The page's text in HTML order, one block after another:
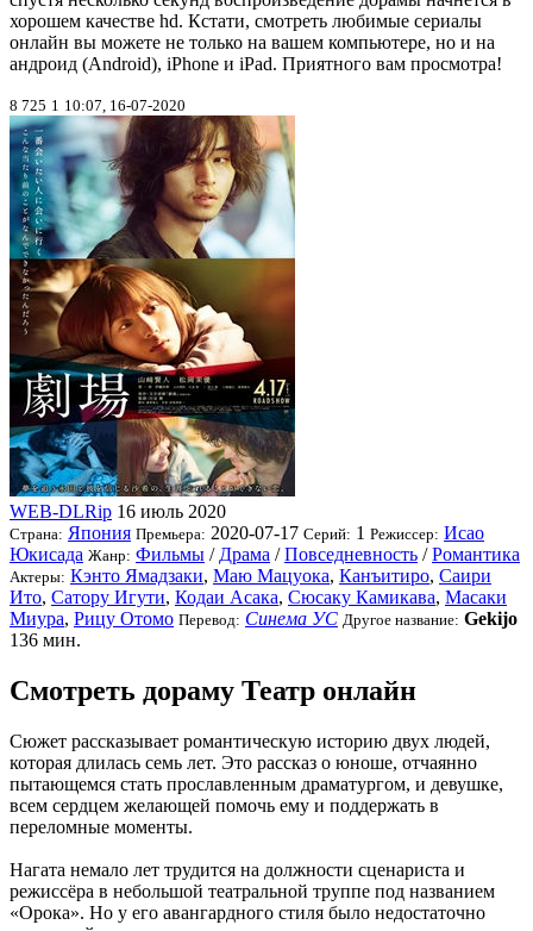
хорошем качестве hd. Кстати, смотреть любимые сериалы
онлайн вы можете не только на вашем компьютере, но и на
андроид (Android), iPhone и iPad. Приятного вам просмотра!
8 725 1 10:07, 16-07-2020
WEB-DLRip 16 июль 2020
Страна: Япония Премьера: 2020-07-17 Серий: 1 Режиссер: Исао
Юкисада Жанр: Фильмы / Драма /Повседневность /Романтика
Актеры: Кэнто Ямадзаки, Маю Мацуока, Канъитиро, Саири
Ито, Сатору Игути, Кодаи Асака, Сюсаку Камикава, Масаки
Миура, Рицу Отомо Перевод: Синема УС Другое название: Gekijo
136 мин.
Смотреть дораму Театр онлайн
Сюжет рассказывает романтическую историю двух людей,
которая длилась семь лет. Это рассказ о юноше, отчаянно
пытающемся стать прославленным драматургом, и девушке,
всем сердцем желающей помочь ему и поддержать в
переломные моменты.
Нагата немало лет трудится на должности сценариста и
режиссёра в небольшой театральной труппе под названием
«Орока». Но у его авангардного стиля было недостаточно